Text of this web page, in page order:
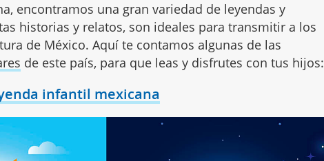
encontramos una gran variedad de leyendas y
historias y relatos, son ideales para transmitir a los
de México. Aquí te contamos algunas de las
de este país, para que leas y disfrutes con tus hijos:
infantil mexicana